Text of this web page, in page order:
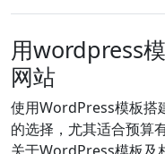
用wordpress
网站
使用WordPress模板搭
的选择，尤其适合预算